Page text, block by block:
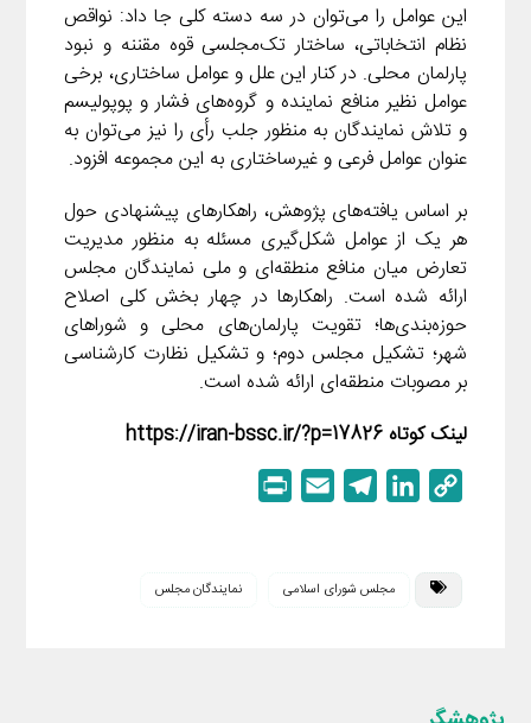
این عوامل را می‌توان در سه دسته کلی جا داد: نواقص
نظام انتخاباتی، ساختار تک‌مجلسی قوه مقننه و نبود
پارلمان محلی. در کنار این علل و عوامل ساختاری، برخی
عوامل نظیر منافع نماینده و گروه‌های فشار و پوپولیسم
و تلاش نمایندگان به منظور جلب رأی را نیز می‌توان به
عنوان عوامل فرعی و غیرساختاری به این مجموعه افزود.
بر اساس یافته‌های پژوهش، راهکارهای پیشنهادی حول
هر یک از عوامل شکل‌گیری مسئله به منظور مدیریت
تعارض میان منافع منطقه‌ای و ملی نمایندگان مجلس
ارائه شده است. راهکارها در چهار بخش کلی اصلاح
حوزه‌بندی‌ها؛ تقویت پارلمان‌های محلی و شوراهای
شهر؛ تشکیل مجلس دوم؛ و تشکیل نظارت کارشناسی
بر مصوبات منطقه‌ای ارائه شده است.
لینک کوتاه https://iran-bssc.ir/?p=17826
L
k
e
T
e
g
i
l
مجلس شورای اسلامی نمایندگان مجلس